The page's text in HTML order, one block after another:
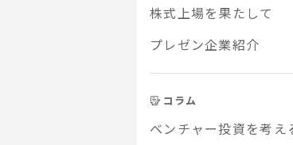
株式上場を果たして
プレゼン企業紹介
コラム
ベンチャー投資を考え